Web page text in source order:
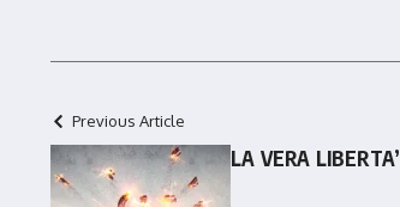
Previous Article
LA VERA LIBERTA’